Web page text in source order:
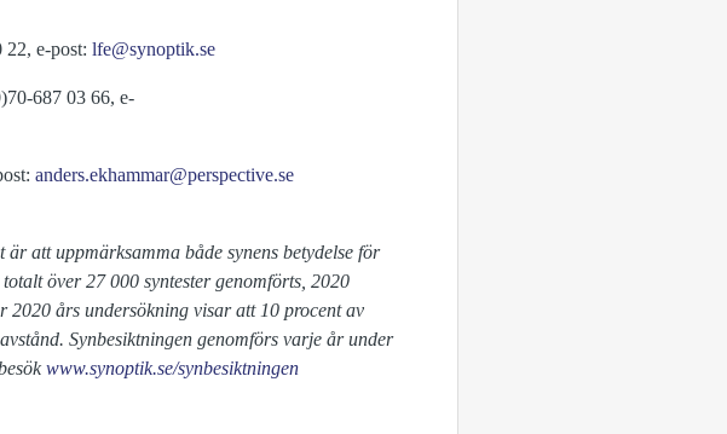
e-post: lfe@synoptik.se
687 03 66, e-
anders.ekhammar@perspective.se
att uppmärksamma både synens betydelse för
över27 000 syntester genomförts, 2020
2020 års undersökning visar att 10 procent av
Synbesiktningen genomförs varje år under
www.synoptik.se/synbesiktningen